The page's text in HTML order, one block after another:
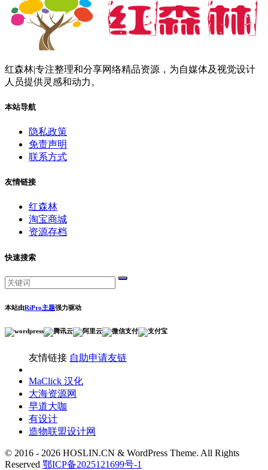
红森林|专注整理和分享网络精品资源，为自媒体及视觉设计
人员提供灵感和动力。
本站导航
隐私政策
免责声明
联系方式
友情链接
红森林
淘宝商城
资源存档
快速搜索
本站由RiPro主题强力驱动
友情链接 自助申请友链
MaClick 汉化
大海资源网
早道大咖
有设计
造物联盟设计网
© 2016 - 2026 HOSLIN.CN & WordPress Theme. All Rights
Reserved 鄂ICP备2025121699号-1